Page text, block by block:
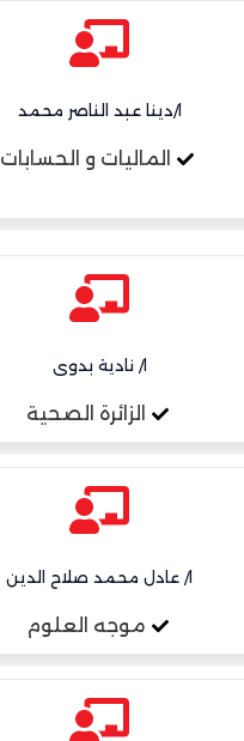
ا/دينا عبد الناصر محمد
الماليات و الحسابات
ا/ نادية بدوى
الزائرة الصحية
ا/ عادل محمد صلاح الدين
موجه العلوم